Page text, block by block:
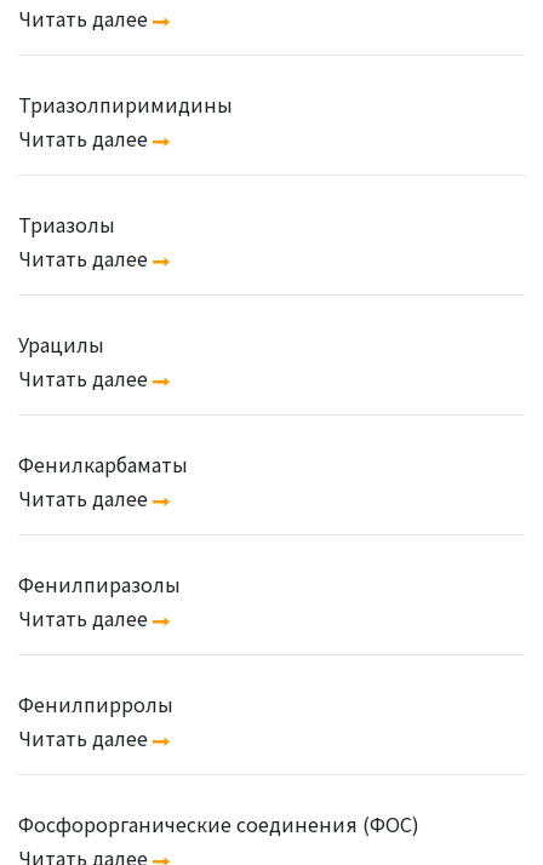
Читать далее
Триазолпиримидины
Читать далее
Триазолы
Читать далее
Урацилы
Читать далее
Фенилкарбаматы
Читать далее
Фенилпиразолы
Читать далее
Фенилпирролы
Читать далее
Фосфорорганические соединения (ФОС)
Читать далее